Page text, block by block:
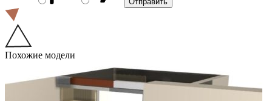
Похожие модели